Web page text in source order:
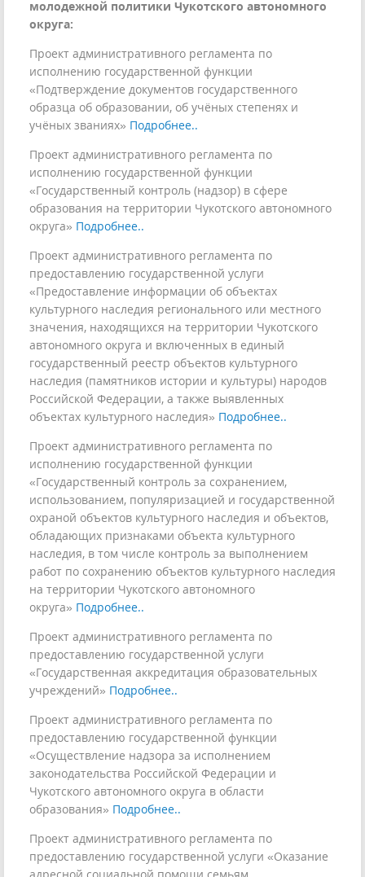
молодежной политики Чукотского автономного
округа:
Проект административного регламента по
исполнению государственной функции
«Подтверждение документов государственного
образца об образовании, об учёных степенях и
учёных званиях» Подробнее..
Проект административного регламента по
исполнению государственной функции
«Государственный контроль (надзор) в сфере
образования на территории Чукотского автономного
округа» Подробнее..
Проект административного регламента по
предоставлению государственной услуги
«Предоставление информации об объектах
культурного наследия регионального или местного
значения, находящихся на территории Чукотского
автономного округа и включенных в единый
государственный реестр объектов культурного
наследия (памятников истории и культуры) народов
Российской Федерации, а также выявленных
объектах культурного наследия» Подробнее..
Проект административного регламента по
исполнению государственной функции
«Государственный контроль за сохранением,
использованием, популяризацией и государственной
охраной объектов культурного наследия и объектов,
обладающих признаками объекта культурного
наследия, в том числе контроль за выполнением
работ по сохранению объектов культурного наследия
на территории Чукотского автономного
округа» Подробнее..
Проект административного регламента по
предоставлению государственной услуги
«Государственная аккредитация образовательных
учреждений» Подробнее..
Проект административного регламента по
предоставлению государственной функции
«Осуществление надзора за исполнением
законодательства Российской Федерации и
Чукотского автономного округа в области
образования» Подробнее..
Проект административного регламента по
предоставлению государственной услуги «Оказание